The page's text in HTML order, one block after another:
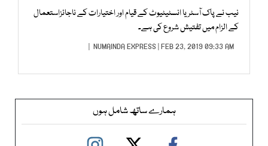
نیب نے پاک آسٹریا انسٹیٹیوٹ کے قیام اور اختیارات کے ناجائزاستعمال
کے الزام میں تفتیش شروع کی ہے۔
NUMAINDA EXPRESS| FEB 23, 2019 09:33 AM |
ہمارے ساتھ شامل ہوں